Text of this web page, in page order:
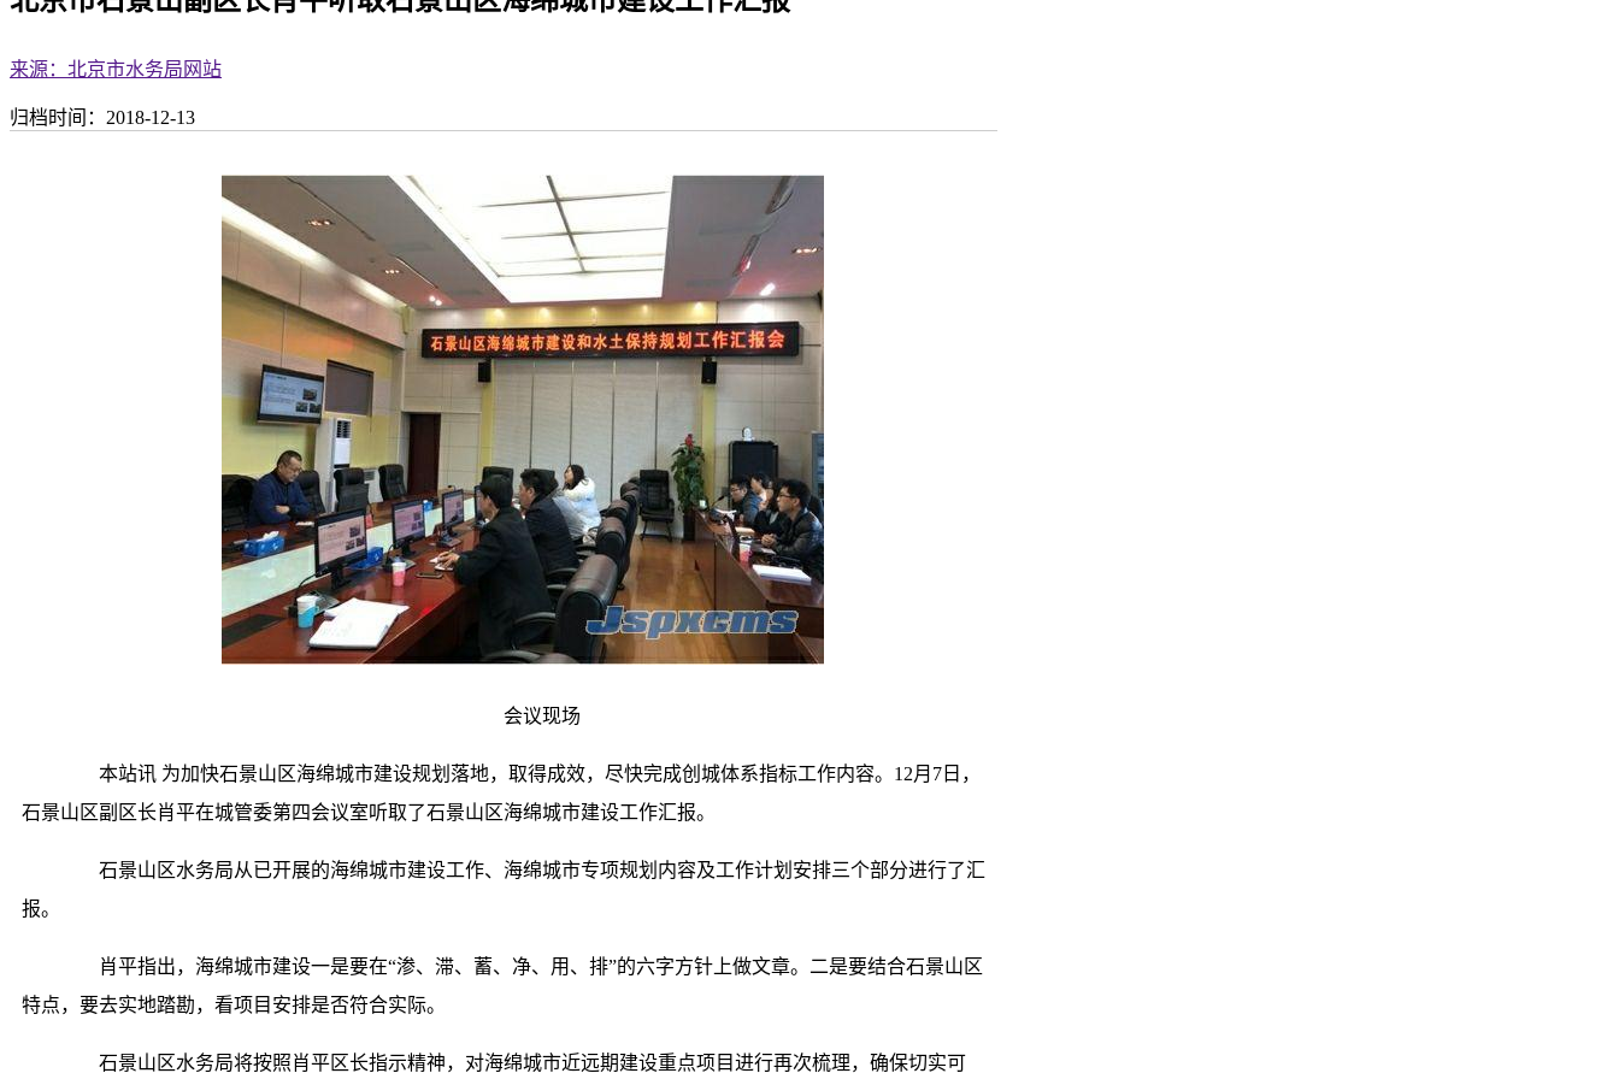
来源：北京市水务局网站
归档时间：2018-12-13
会议现场
本站讯 为加快石景山区海绵城市建设规划落地，取得成效，尽快完成创城体系指标工作内容。12月7日，
石景山区副区长肖平在城管委第四会议室听取了石景山区海绵城市建设工作汇报。
石景山区水务局从已开展的海绵城市建设工作、海绵城市专项规划内容及工作计划安排三个部分进行了汇
报。
肖平指出，海绵城市建设一是要在“渗、滞、蓄、净、用、排”的六字方针上做文章。二是要结合石景山区
特点，要去实地踏勘，看项目安排是否符合实际。
石景山区水务局将按照肖平区长指示精神，对海绵城市近远期建设重点项目进行再次梳理，确保切实可